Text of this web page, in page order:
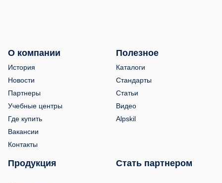
О компании
История
Новости
Партнеры
Учебные центры
Где купить
Вакансии
Контакты
Полезное
Каталоги
Стандарты
Статьи
Видео
Alpskil
Продукция Стать партнером